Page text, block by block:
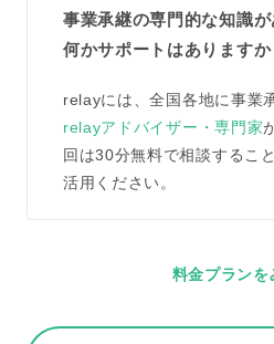
事業承継の専門的な知識が
何かサポートはありますか
relayには、全国各地に事業
relayアドバイザー・専門家
回は30分無料で相談するこ
活用ください。
料金プランを